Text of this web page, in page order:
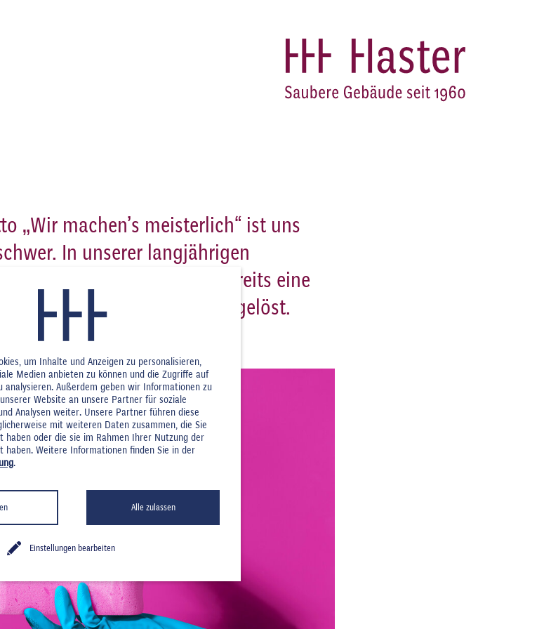
„Wir machen’s meisterlich“ ist uns
In unserer langjährigen
wir in und um Hannover bereits eine
Reinigungsaufgaben gelöst.
um Inhalte und Anzeigen zu personalisieren,
Medien anbieten zu können und die Zugriffe auf
analysieren. Außerdem geben wir Informationen zu
Website an unsere Partner für soziale
Analysen weiter. Unsere Partner führen diese
mit weiteren Daten zusammen, die Sie
haben oder die sie im Rahmen Ihrer Nutzung der
haben. Weitere Informationen finden Sie in der
.
Einstellungen bearbeiten
Alle zulassen